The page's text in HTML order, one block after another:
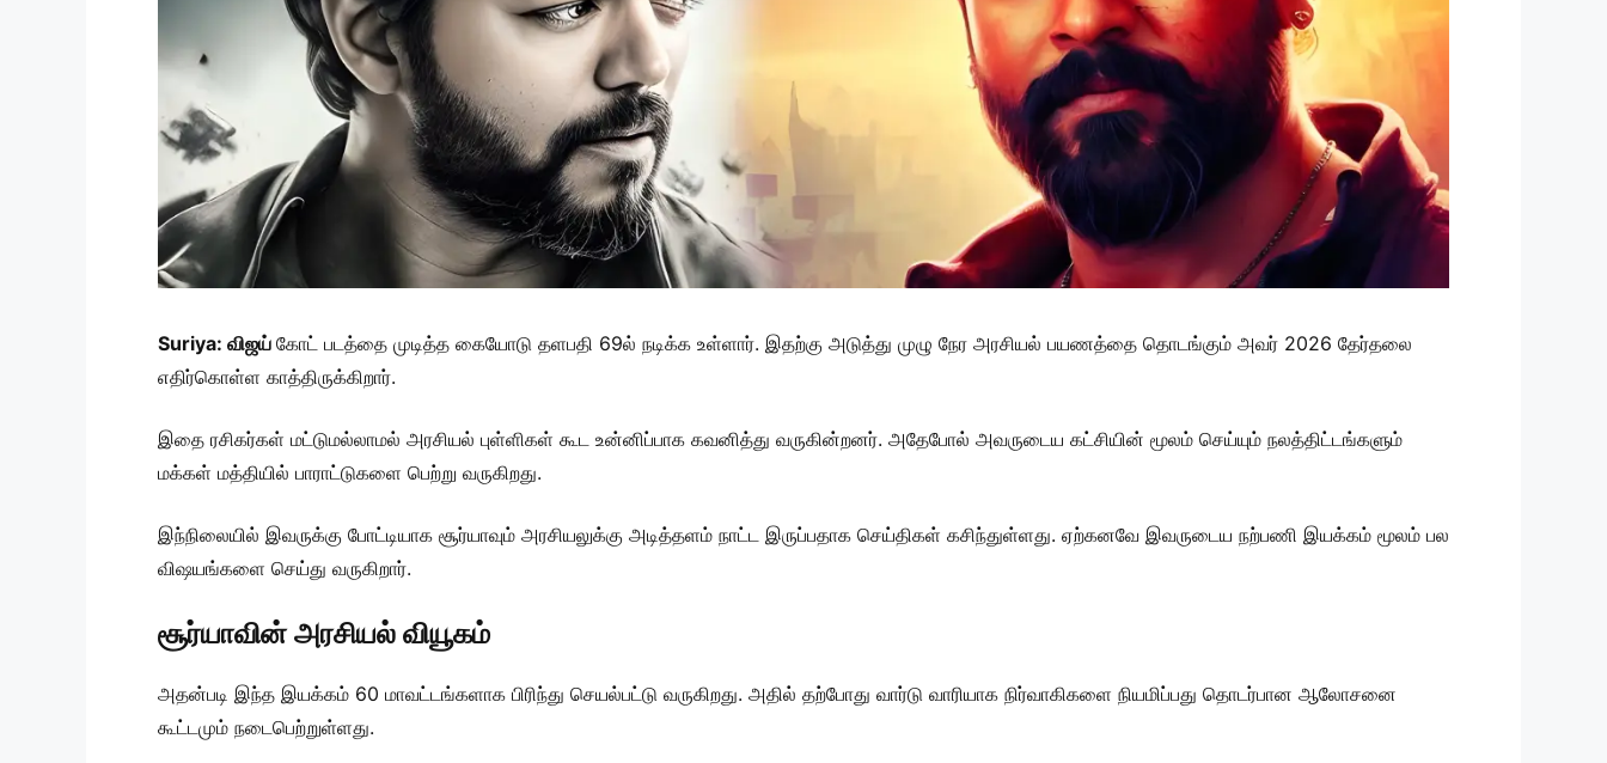
Suriya: விஜய் கோட் படத்தை முடித்த கையோடு தளபதி 69ல் நடிக்க உள்ளார். இதற்கு அடுத்து முழு நேர அரசியல் பயணத்தை தொடங்கும் அவர் 2026 தேர்தலை
எதிர்கொள்ள காத்திருக்கிறார்.
இதை ரசிகர்கள் மட்டுமல்லாமல் அரசியல் புள்ளிகள் கூட உன்னிப்பாக கவனித்து வருகின்றனர். அதேபோல் அவருடைய கட்சியின் மூலம் செய்யும் நலத்திட்டங்களும்
மக்கள் மத்தியில் பாராட்டுகளை பெற்று வருகிறது.
இந்நிலையில் இவருக்கு போட்டியாக சூர்யாவும் அரசியலுக்கு அடித்தளம் நாட்ட இருப்பதாக செய்திகள் கசிந்துள்ளது. ஏற்கனவே இவருடைய நற்பணி இயக்கம் மூலம் பல
விஷயங்களை செய்து வருகிறார்.
சூர்யாவின் அரசியல் வியூகம்
அதன்படி இந்த இயக்கம் 60 மாவட்டங்களாக பிரிந்து செயல்பட்டு வருகிறது. அதில் தற்போது வார்டு வாரியாக நிர்வாகிகளை நியமிப்பது தொடர்பான ஆலோசனை
கூட்டமும் நடைபெற்றுள்ளது.